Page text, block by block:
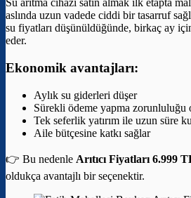
Su arıtma cihazı satın almak ilk etapta
aslında uzun vadede ciddi bir tasarruf
su fiyatları düşünüldüğünde, birkaç ay
eder.
Ekonomik avantajları:
Aylık su giderleri düşer
Sürekli ödeme yapma zorunluluğu
Tek seferlik yatırım ile uzun süre
Aile bütçesine katkı sağlar
👉 Bu nedenle Arıtıcı Fiyatları 6.999
oldukça avantajlı bir seçenektir.